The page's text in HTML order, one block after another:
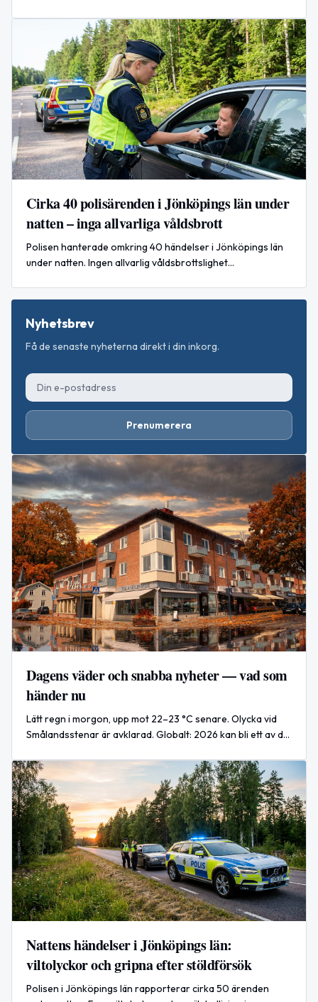
17, enligt AP News.
Cirka 40 polisärenden i Jönköpings län under
natten – inga allvarliga våldsbrott
Polisen hanterade omkring 40 händelser i Jönköpings län
under natten. Ingen allvarlig våldsbrottslighet
Nyhetsbrev
Få de senaste nyheterna direkt i din inkorg.
Prenumerera
Dagens väder och snabba nyheter — vad som
händer nu
Lätt regn i morgon, upp mot 22–23 °C senare. Olycka vid
Smålandsstenar är avklarad. Globalt: 2026 kan bli ett av de
Nattens händelser i Jönköpings län:
viltolyckor och gripna efter stöldförsök
Polisen i Jönköpings län rapporterar cirka 50 ärenden